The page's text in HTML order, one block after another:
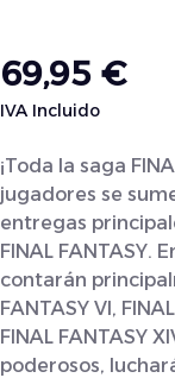
69,95 €
IVA Incluido
¡Toda la saga
jugadores se
entregas
FINAL FANTASY.
contarán
FANTASY VI,
FINAL FANTASY
poderosos,